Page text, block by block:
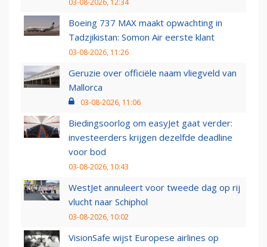
Boeing 737 MAX maakt opwachting in
Tadzjikistan: Somon Air eerste klant
03-08-2026, 11:26
Geruzie over officiële naam vliegveld van
Mallorca
03-08-2026, 11:06
Biedingsoorlog om easyJet gaat verder:
investeerders krijgen dezelfde deadline
voor bod
03-08-2026, 10:43
WestJet annuleert voor tweede dag op rij
vlucht naar Schiphol
03-08-2026, 10:02
VisionSafe wijst Europese airlines op